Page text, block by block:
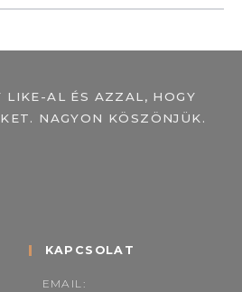
LIKE-AL ÉS AZZAL, HOGY
NAGYON KÖSZÖNJÜK.
KAPCSOLAT
EMAIL: